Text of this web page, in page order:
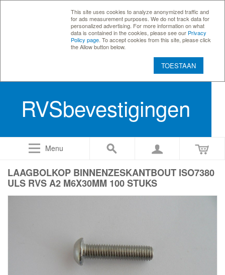
This site uses cookies to analyze anonymized traffic and
for ads measurement purposes. We do not track data for
personalized advertising. For more information on what
data is contained in the cookies, please see our Privacy
Policy page . To accept cookies from this site, please click
the Allow button below.
TOESTAAN
RVSbevestigingen
Menu
LAAGBOLKOP BINNENZESKANTBOUT ISO7380
ULS RVS A2 M6X30MM 100 STUKS